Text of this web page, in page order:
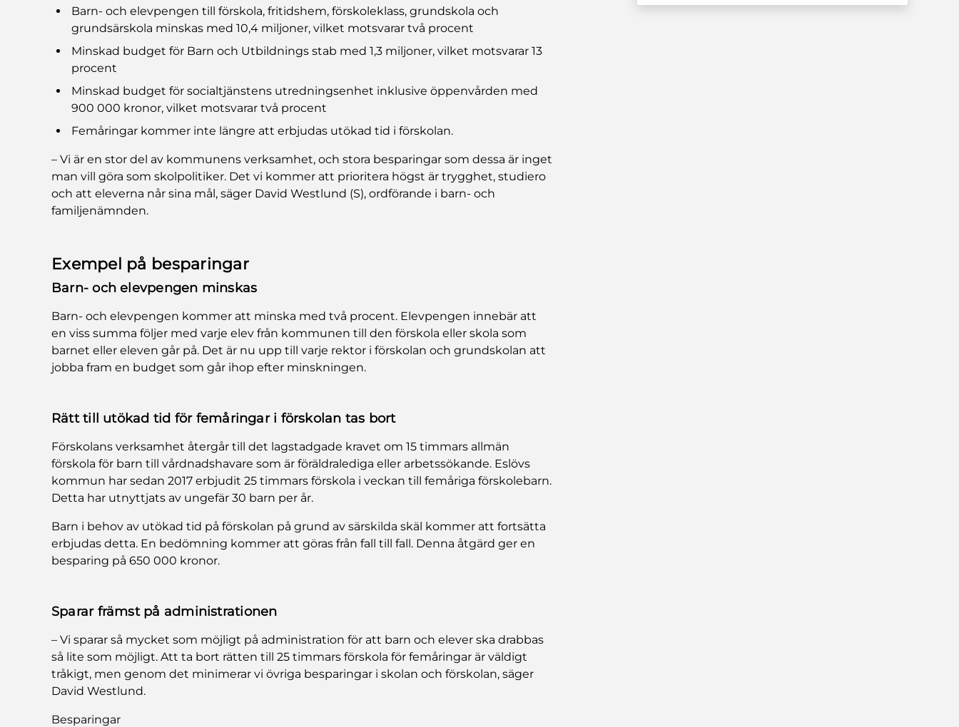
Barn- och elevpengen till förskola, fritidshem, förskoleklass, grundskola och
grundsärskola minskas med 10,4 miljoner, vilket motsvarar två procent
Minskad budget för Barn och Utbildnings stab med 1,3 miljoner, vilket motsvarar 13
procent
Minskad budget för socialtjänstens utredningsenhet inklusive öppenvården med
900 000 kronor, vilket motsvarar två procent
Femåringar kommer inte längre att erbjudas utökad tid i förskolan.
– Vi är en stor del av kommunens verksamhet, och stora besparingar som dessa är inget
man vill göra som skolpolitiker. Det vi kommer att prioritera högst är trygghet, studiero
och att eleverna når sina mål, säger David Westlund (S), ordförande i barn- och
familjenämnden.
Exempel på besparingar
Barn- och elevpengen minskas
Barn- och elevpengen kommer att minska med två procent. Elevpengen innebär att
en viss summa följer med varje elev från kommunen till den förskola eller skola som
barnet eller eleven går på. Det är nu upp till varje rektor i förskolan och grundskolan att
jobba fram en budget som går ihop efter minskningen.
Rätt till utökad tid för femåringar i förskolan tas bort
Förskolans verksamhet återgår till det lagstadgade kravet om 15 timmars allmän
förskola för barn till vårdnadshavare som är föräldralediga eller arbetssökande. Eslövs
kommun har sedan 2017 erbjudit 25 timmars förskola i veckan till femåriga förskolebarn.
Detta har utnyttjats av ungefär 30 barn per år.
Barn i behov av utökad tid på förskolan på grund av särskilda skäl kommer att fortsätta
erbjudas detta. En bedömning kommer att göras från fall till fall. Denna åtgärd ger en
besparing på 650 000 kronor.
Sparar främst på administrationen
– Vi sparar så mycket som möjligt på administration för att barn och elever ska drabbas
så lite som möjligt. Att ta bort rätten till 25 timmars förskola för femåringar är väldigt
tråkigt, men genom det minimerar vi övriga besparingar i skolan och förskolan, säger
David Westlund.
Besparingar